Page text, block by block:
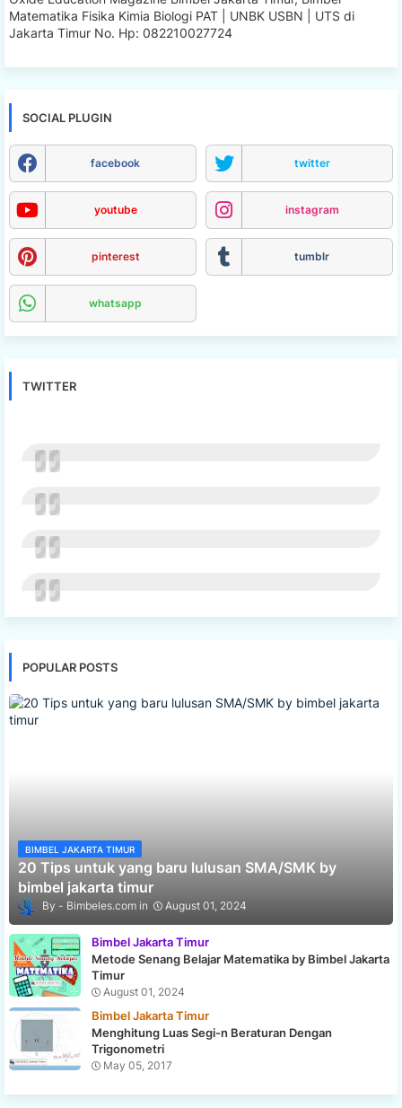
Matematika Fisika Kimia Biologi PAT | UNBK USBN | UTS di
Jakarta Timur No. Hp: 082210027724
SOCIAL PLUGIN
facebook twitter
youtube instagram
pinterest tumblr
whatsapp
TWITTER
POPULAR POSTS
BIMBEL JAKARTA TIMUR
20 Tips untuk yang baru lulusan SMA/SMK by
bimbel jakarta timur
Bimbeles.com August 01, 2024
Bimbel Jakarta Timur
Metode Senang Belajar Matematika by Bimbel Jakarta
Timur
August 01, 2024
Bimbel Jakarta Timur
Menghitung Luas Segi-n Beraturan Dengan
Trigonometri
May 05, 2017